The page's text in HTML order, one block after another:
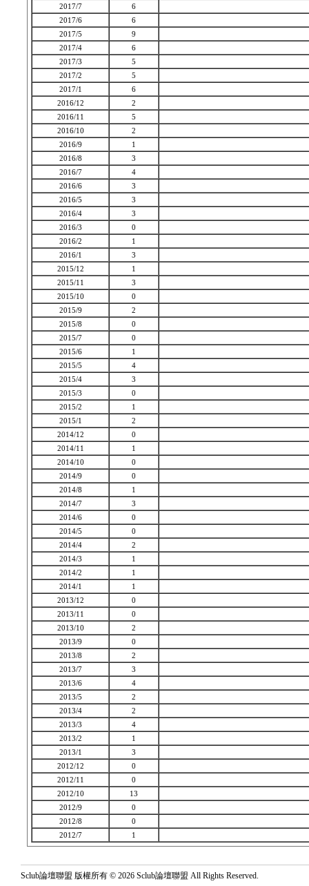
2017/7
6
2017/6
6
2017/5
9
2017/4
6
2017/3
5
2017/2
5
2017/1
6
2016/12
2
2016/11
5
2016/10
2
2016/9
1
2016/8
3
2016/7
4
2016/6
3
2016/5
3
2016/4
3
2016/3
0
2016/2
1
2016/1
3
2015/12
1
2015/11
3
2015/10
0
2015/9
2
2015/8
0
2015/7
0
2015/6
1
2015/5
4
2015/4
3
2015/3
0
2015/2
1
2015/1
2
2014/12
0
2014/11
1
2014/10
0
2014/9
0
2014/8
1
2014/7
3
2014/6
0
2014/5
0
2014/4
2
2014/3
1
2014/2
1
2014/1
1
2013/12
0
2013/11
0
2013/10
2
2013/9
0
2013/8
2
2013/7
3
2013/6
4
2013/5
2
2013/4
2
2013/3
4
2013/2
1
2013/1
3
2012/12
0
2012/11
0
2012/10
13
2012/9
0
2012/8
0
2012/7
1
Sclub論壇聯盟 版權所有 © 2026 Sclub論壇聯盟 All Rights Reserved.